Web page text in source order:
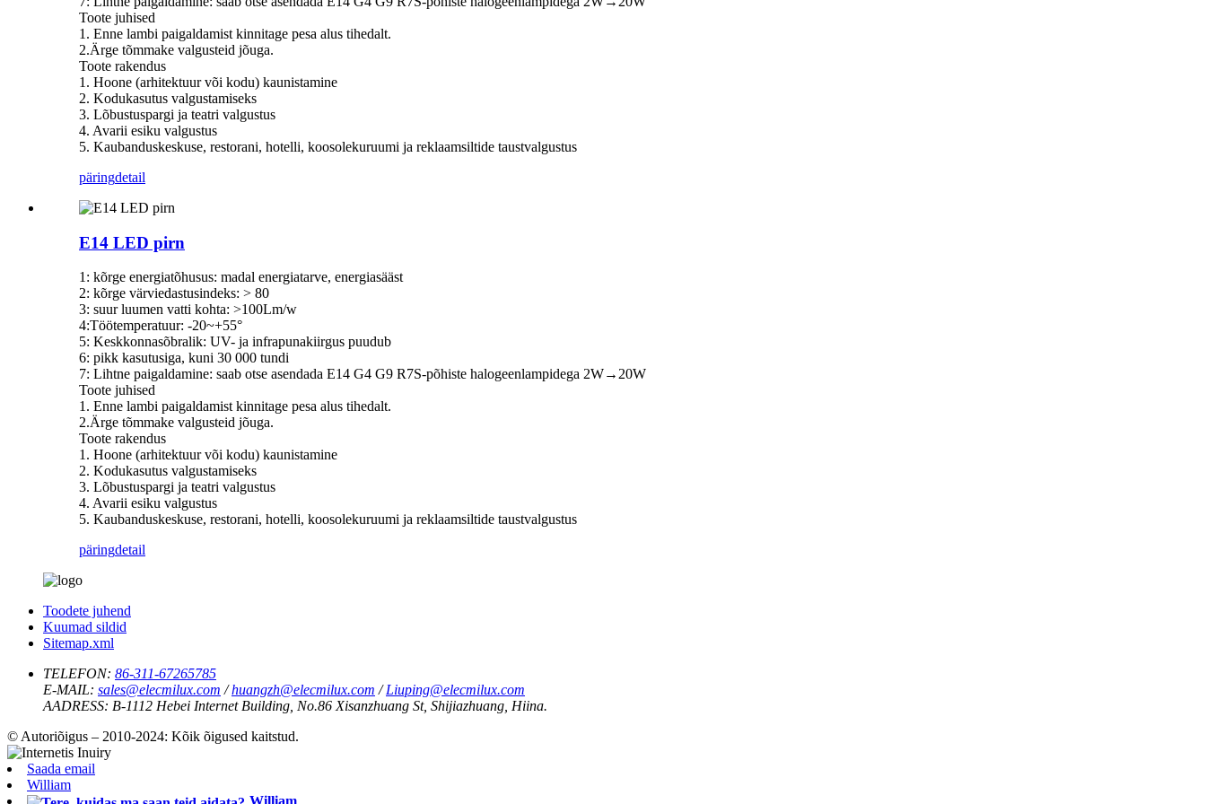
Toote juhised
1. Enne lambi paigaldamist kinnitage pesa alus tihedalt.
2.Ärge tõmmake valgusteid jõuga.
Toote rakendus
1. Hoone (arhitektuur või kodu) kaunistamine
2. Kodukasutus valgustamiseks
3. Lõbustuspargi ja teatri valgustus
4. Avarii esiku valgustus
5. Kaubanduskeskuse, restorani, hotelli, koosolekuruumi ja reklaamsiltide taustvalgustus
päringdetail
E14 LED pirn
1: kõrge energiatõhusus: madal energiatarve, energiasääst
2: kõrge värviedastusindeks: > 80
3: suur luumen vatti kohta: >100Lm/w
4:Töötemperatuur: -20~+55°
5: Keskkonnasõbralik: UV- ja infrapunakiirgus puudub
6: pikk kasutusiga, kuni 30 000 tundi
7: Lihtne paigaldamine: saab otse asendada E14 G4 G9 R7S-põhiste halogeenlampidega 2W→20W
Toote juhised
1. Enne lambi paigaldamist kinnitage pesa alus tihedalt.
2.Ärge tõmmake valgusteid jõuga.
Toote rakendus
1. Hoone (arhitektuur või kodu) kaunistamine
2. Kodukasutus valgustamiseks
3. Lõbustuspargi ja teatri valgustus
4. Avarii esiku valgustus
5. Kaubanduskeskuse, restorani, hotelli, koosolekuruumi ja reklaamsiltide taustvalgustus
päringdetail
Toodete juhend
Kuumad sildid
Sitemap.xml
TELEFON: 86-311-67265785
E-MAIL: sales@elecmilux.com /huangzh@elecmilux.com /Liuping@elecmilux.com
AADRESS: B-1112 Hebei Internet Building, No.86 Xisanzhuang St, Shijiazhuang, Hiina.
© Autoriõigus – 2010-2024: Kõik õigused kaitstud.
Saada email
William